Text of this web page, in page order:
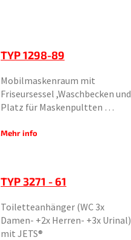
TYP 1298-89
Mobilmaskenraum mit
Friseursessel ,Waschbecken und
Platz für Maskenpultten …
Mehr info
TYP 3271 - 61
Toiletteanhänger (WC 3x
Damen- +2x Herren- +3x Urinal)
mit JETS®